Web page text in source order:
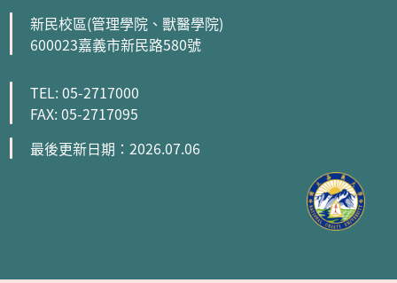
新民校區(管理學院、獸醫學院)
600023嘉義市新民路580號
TEL: 05-2717000
FAX: 05-2717095
最後更新日期：2026.07.06